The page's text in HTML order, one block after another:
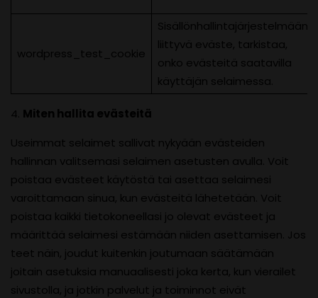
wordpress_test_cookie
Sisällönhallintajärjestelmään
liittyvä eväste, tarkistaa,
onko evästeitä saatavilla
käyttäjän selaimessa.
4. Miten hallita evästeitä
Useimmat selaimet sallivat nykyään evästeiden
hallinnan valitsemasi selaimen asetusten avulla. Voit
poistaa evästeet käytöstä tai asettaa selaimesi
varoittamaan sinua, kun evästeitä lähetetään. Voit
poistaa kaikki tietokoneellasi jo olevat evästeet ja
määrittää selaimesi estämään niiden asettamisen. Jos
teet näin, joudut kuitenkin joutumaan säätämään
joitain asetuksia manuaalisesti joka kerta, kun vierailet
sivustolla, ja jotkin palvelut ja toiminnot eivät